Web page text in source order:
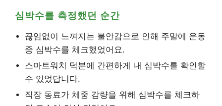
심박수를 측정했던 순간
끊임없이 느껴지는 불안감으로 인해 주말에 운동
중 심박수를 체크했었어요.
스마트워치 덕분에 간편하게 내 심박수를 확인할
수 있었답니다.
직장 동료가 체중 감량을 위해 심박수를 체크하